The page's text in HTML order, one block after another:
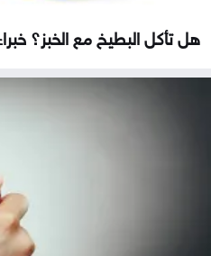
هل تأكل البطيخ مع الخبز؟